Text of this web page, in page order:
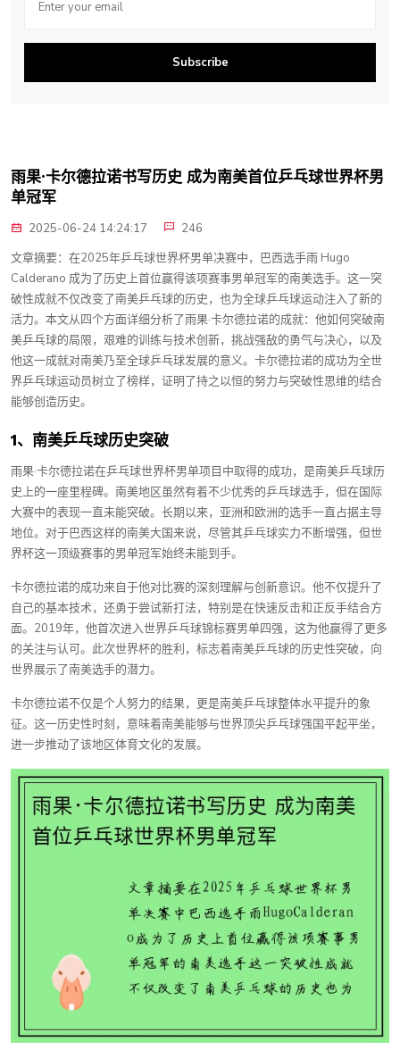
Subscribe
雨果·卡尔德拉诺书写历史 成为南美首位乒乓球世界杯男
单冠军
2025-06-24 14:24:17
246
文章摘要：在2025年乒乓球世界杯男单决赛中，巴西选手雨 Hugo
Calderano 成为了历史上首位赢得该项赛事男单冠军的南美选手。这一突
破性成就不仅改变了南美乒乓球的历史，也为全球乒乓球运动注入了新的
活力。本文从四个方面详细分析了雨果·卡尔德拉诺的成就：他如何突破南
美乒乓球的局限，艰难的训练与技术创新，挑战强敌的勇气与决心，以及
他这一成就对南美乃至全球乒乓球发展的意义。卡尔德拉诺的成功为全世
界乒乓球运动员树立了榜样，证明了持之以恒的努力与突破性思维的结合
能够创造历史。
1、南美乒乓球历史突破
雨果·卡尔德拉诺在乒乓球世界杯男单项目中取得的成功，是南美乒乓球历
史上的一座里程碑。南美地区虽然有着不少优秀的乒乓球选手，但在国际
大赛中的表现一直未能突破。长期以来，亚洲和欧洲的选手一直占据主导
地位。对于巴西这样的南美大国来说，尽管其乒乓球实力不断增强，但世
界杯这一顶级赛事的男单冠军始终未能到手。
卡尔德拉诺的成功来自于他对比赛的深刻理解与创新意识。他不仅提升了
自己的基本技术，还勇于尝试新打法，特别是在快速反击和正反手结合方
面。2019年，他首次进入世界乒乓球锦标赛男单四强，这为他赢得了更多
的关注与认可。此次世界杯的胜利，标志着南美乒乓球的历史性突破，向
世界展示了南美选手的潜力。
卡尔德拉诺不仅是个人努力的结果，更是南美乒乓球整体水平提升的象
征。这一历史性时刻，意味着南美能够与世界顶尖乒乓球强国平起平坐，
进一步推动了该地区体育文化的发展。